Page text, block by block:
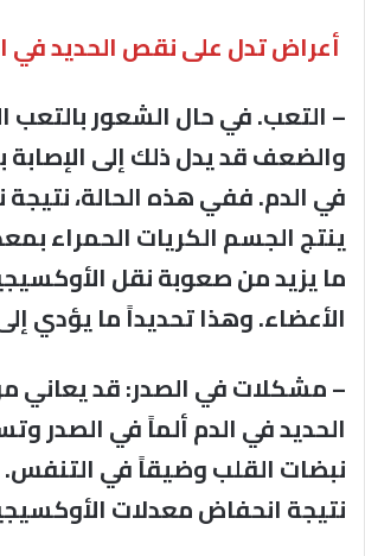
أعراض تدل على نقص الحديد في
– التعب. في حال الشعور بالتعب
والضعف قد يدل ذلك إلى
في الدم. ففي هذه الحالة، نتيجة
ينتج الجسم الكريات الحمراء
ما يزيد من صعوبة نقل
الأعضاء. وهذا تحديداً ما يؤدي
– مشكلات في الصدر: قد يعاني
الحديد في الدم ألماً في الصدر
نبضات القلب وضيقاً في
نتيجة انحفاض معدلات